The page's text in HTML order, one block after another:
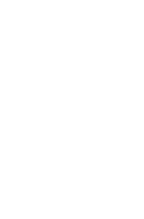
konnte im Jahre
steigern. Durch
Somit beläuft
auf